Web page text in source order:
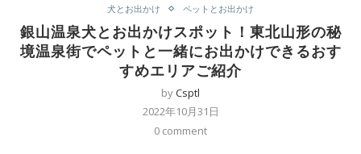
犬とお出かけ ペットとお出かけ
銀山温泉犬とお出かけスポット！東北山形の秘
境温泉街でペットと一緒にお出かけできるおす
すめエリアご紹介
byCsptl
2022年10月31日
0 comment